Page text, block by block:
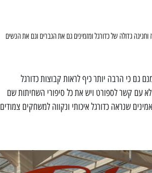
גדולה של כדורגל ומזמינים גם את הגברים וגם את הנשים
גם כי הרבה יותר כיף לראות קבוצות כדורגל
עם קשר לספורט ויש את כל סיפורי השחיתות שם
שנראה כדורגל איכותי ונקווה למשחקים צמודים